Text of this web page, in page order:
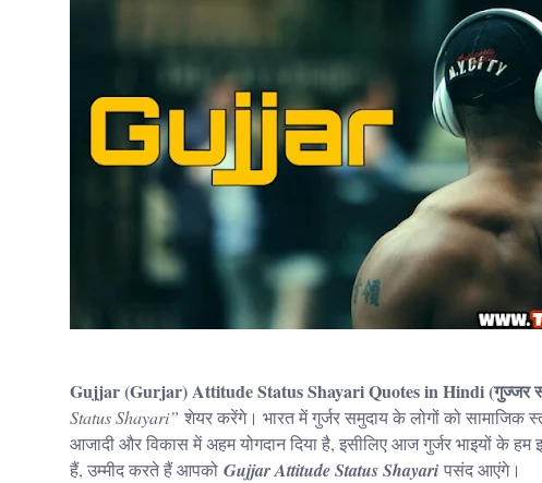
Gujjar (Gurjar) Attitude Status Shayari Quotes in Hindi (गुज्जर
Status Shayari” शेयर करेंगे। भारत में गुर्जर समुदाय के लोगों को सामाजिक
आजादी और विकास में अहम योगदान दिया है, इसीलिए आज गुर्जर भाइयों के
हैं, उम्मीद करते हैं आपको Gujjar Attitude Status Shayari पसंद आएंगे।